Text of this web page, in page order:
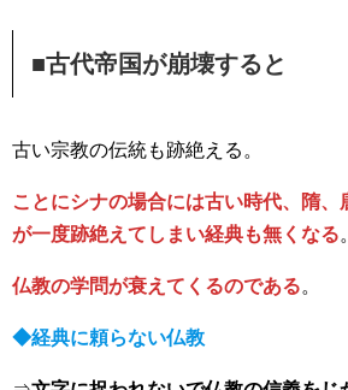
■古代帝国が崩壊すると
古い宗教の伝統も跡絶える。
ことにシナの場合には古い時代、隋、
が一度跡絶えてしまい経典も無くなる。
仏教の学問が衰えてくるのである。
◆経典に頼らない仏教